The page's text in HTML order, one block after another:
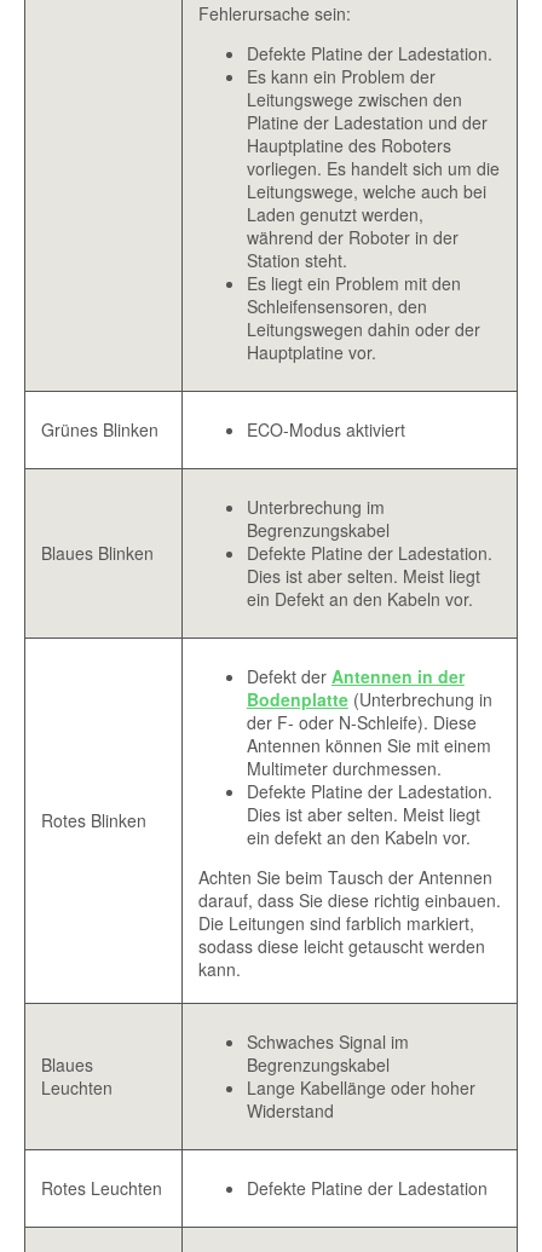
Fehlerursache sein:
Defekte Platine der Ladestation.
Es kann ein Problem der
Leitungswege zwischen den
Platine der Ladestation und der
Hauptplatine des Roboters
vorliegen. Es handelt sich um die
Leitungswege, welche auch bei
Laden genutzt werden,
während der Roboter in der
Station steht.
Es liegt ein Problem mit den
Schleifensensoren, den
Leitungswegen dahin oder der
Hauptplatine vor.
Grünes Blinken ECO-Modus aktiviert
Blaues Blinken
Unterbrechung im
Begrenzungskabel
Defekte Platine der Ladestation.
Dies ist aber selten. Meist liegt
ein Defekt an den Kabeln vor.
Rotes Blinken
Defekt der Antennen in der
Bodenplatte(Unterbrechung in
der F- oder N-Schleife). Diese
Antennen können Sie mit einem
Multimeter durchmessen.
Defekte Platine der Ladestation.
Dies ist aber selten. Meist liegt
ein defekt an den Kabeln vor.
Achten Sie beim Tausch der Antennen
darauf, dass Sie diese richtig einbauen.
Die Leitungen sind farblich markiert,
sodass diese leicht getauscht werden
kann.
Blaues
Leuchten
Schwaches Signal im
Begrenzungskabel
Lange Kabellänge oder hoher
Widerstand
Rotes Leuchten Defekte Platine der Ladestation